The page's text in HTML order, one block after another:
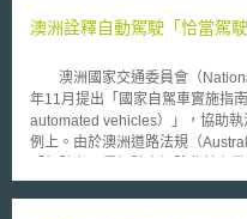
與提供協助隊服務的企業建立審
制度取得認證的企業，將獲授權
界推廣協助隊服務制度，讓取得
與宣傳材料。
找出最佳策略去減少約百分之三
Trade），加州將和「西部氣候
作，此組織包括美國七個州及加
放，並建立一個地方性碳交易市
加州清淨汽車標準、增加州內乾
等。 加州空氣資源委員會主席Mary Nichols指出，本計畫是加州達成更
源，使加州對石油的依賴降低，
澳洲詮釋自動駕駛「恰當駕
澳洲國家交通委員會（
年11月提出「國家自駕車實施指
automated vehicles）」，協助
例上。由於澳洲道路法規（
vehicle unless the driver has